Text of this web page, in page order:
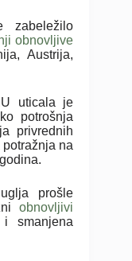
zabeležilo
obnovljive
Austrija,
uticala je
potrošnja
privrednih
na
prošle
obnovljivi
smanjena